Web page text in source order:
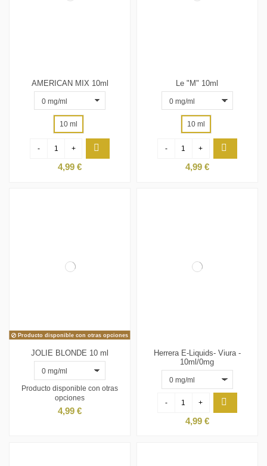
AMERICAN MIX 10ml
10 ml
- +
4,99 €
Le "M" 10ml
10 ml
- +
4,99 €
Producto disponible con otras opciones
JOLIE BLONDE 10 ml
Producto disponible con otras
opciones
4,99 €
Herrera E-Liquids- Viura -
10ml/0mg
- +
4,99 €